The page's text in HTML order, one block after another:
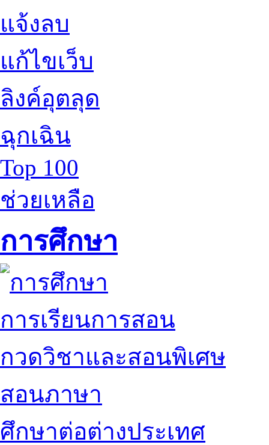
แจ้งลบ
แก้ไขเว็บ
ลิงค์อุตลุด
ฉุกเฉิน
Top 100
ช่วยเหลือ
การศึกษา
การเรียนการสอน
กวดวิชาและสอนพิเศษ
สอนภาษา
ศึกษาต่อต่างประเทศ